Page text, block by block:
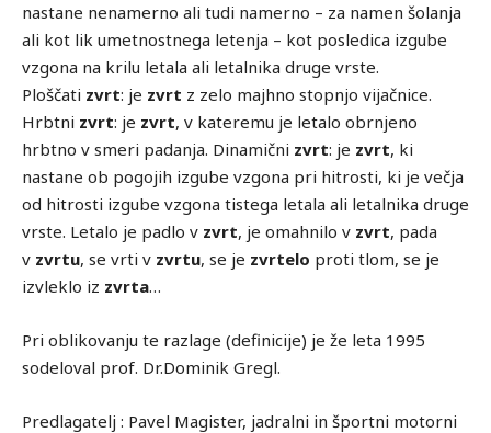
nastane nenamerno ali tudi namerno – za namen šolanja
ali kot lik umetnostnega letenja – kot posledica izgube
vzgona na krilu letala ali letalnika druge vrste.
Ploščati zvrt: je zvrt z zelo majhno stopnjo vijačnice.
Hrbtni zvrt: je zvrt, v kateremu je letalo obrnjeno
hrbtno v smeri padanja. Dinamični zvrt: je zvrt, ki
nastane ob pogojih izgube vzgona pri hitrosti, ki je večja
od hitrosti izgube vzgona tistega letala ali letalnika druge
vrste. Letalo je padlo v zvrt, je omahnilo v zvrt, pada
v zvrtu, se vrti v zvrtu, se je zvrtelo proti tlom, se je
izvleklo iz zvrta…
Pri oblikovanju te razlage (definicije) je že leta 1995
sodeloval prof. Dr.Dominik Gregl.
Predlagatelj : Pavel Magister, jadralni in športni motorni